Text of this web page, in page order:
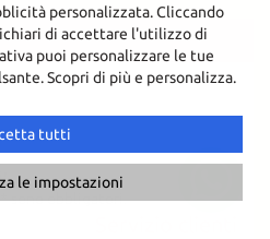
privacy*
dei miei dati per finalità di
tua richiesta
sono obbligatori.
personalizzata. Cliccando
di accettare l'utilizzo di
puoi personalizzare le tue
Scopri di più e personalizza.
tutti
le impostazioni